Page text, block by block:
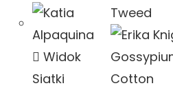
Widok
Siatki